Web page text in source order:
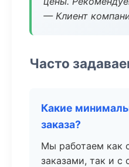
— Клиент
Часто
Какие
заказа?
Мы работаем как
заказами, так и с